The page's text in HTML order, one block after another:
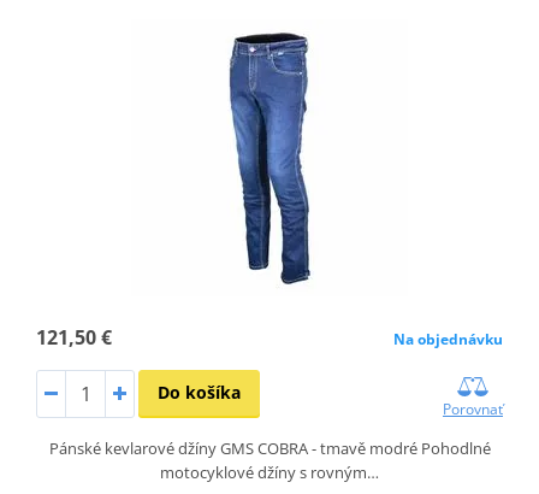
121,50 € Na objednávku
Do košíka
Porovnať
Pánské kevlarové džíny GMS COBRA - tmavě modré Pohodlné
motocyklové džíny s rovným…